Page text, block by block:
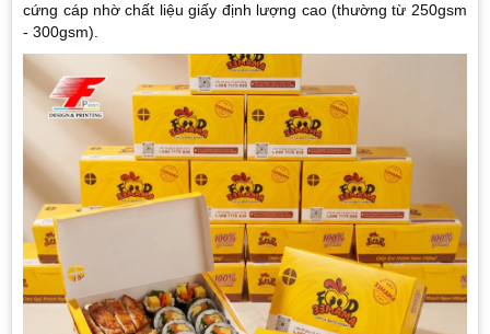
cứng cáp nhờ chất liệu giấy định lượng cao (thường từ 250gsm
- 300gsm).